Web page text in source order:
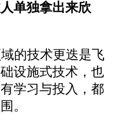
单独拿出来欣
的技术更迭是飞
设施式技术，也
学习与投入，都
。